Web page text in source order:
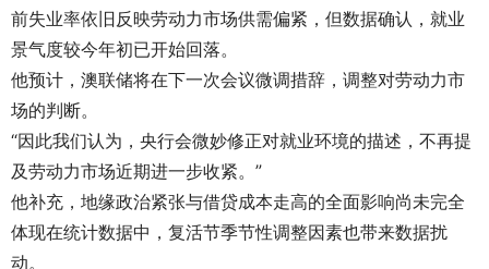
前失业率依旧反映劳动力市场供需偏紧，但数据确认，就业
景气度较今年初已开始回落。
他预计，澳联储将在下一次会议微调措辞，调整对劳动力市
场的判断。
“因此我们认为，央行会微妙修正对就业环境的描述，不再提
及劳动力市场近期进一步收紧。”
他补充，地缘政治紧张与借贷成本走高的全面影响尚未完全
体现在统计数据中，复活节季节性调整因素也带来数据扰
动。